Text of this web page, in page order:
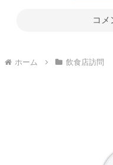
コメ
ホーム 飲食店訪問